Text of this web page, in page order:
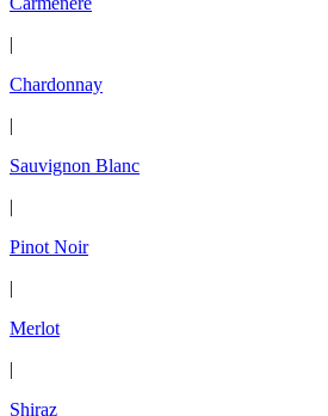
|
Chardonnay
|
Sauvignon Blanc
|
Pinot Noir
|
Merlot
|
Shiraz